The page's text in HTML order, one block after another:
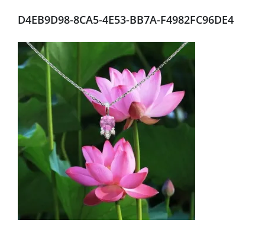
D4EB9D98-8CA5-4E53-BB7A-F4982FC96DE4